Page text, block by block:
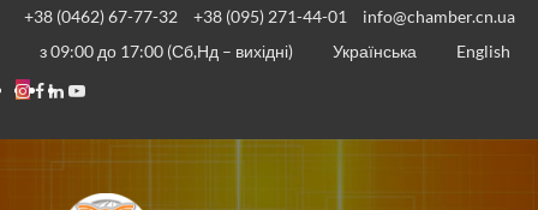
+38 (0462) 67-77-32 +38 (095) 271-44-01
info@chamber.cn.ua
з 09:00 до 17:00 (Сб,Нд – вихідні)
Українська English